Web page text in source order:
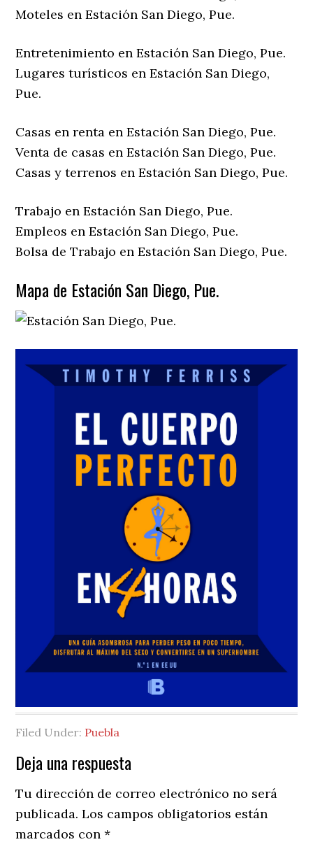
Moteles en Estación San Diego, Pue.
Entretenimiento en Estación San Diego, Pue.
Lugares turísticos en Estación San Diego,
Pue.
Casas en renta en Estación San Diego, Pue.
Venta de casas en Estación San Diego, Pue.
Casas y terrenos en Estación San Diego, Pue.
Trabajo en Estación San Diego, Pue.
Empleos en Estación San Diego, Pue.
Bolsa de Trabajo en Estación San Diego, Pue.
Mapa de Estación San Diego, Pue.
Filed Under: Puebla
Reader
Interactions
Deja una respuesta
Tu dirección de correo electrónico no será
publicada. Los campos obligatorios están
marcados con*